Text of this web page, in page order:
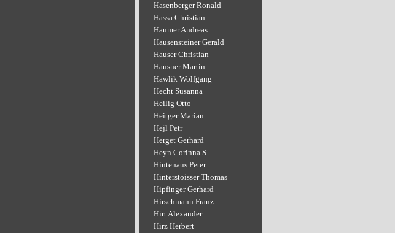
Hasenberger Ronald
Hassa Christian
Haumer Andreas
Hausensteiner Gerald
Hauser Christian
Hausner Martin
Hawlik Wolfgang
Hecht Susanna
Heilig Otto
Heitger Marian
Hejl Petr
Herget Gerhard
Heyn Corinna S.
Hintenaus Peter
Hinterstoisser Thomas
Hipfinger Gerhard
Hirschmann Franz
Hirt Alexander
Hirz Herbert